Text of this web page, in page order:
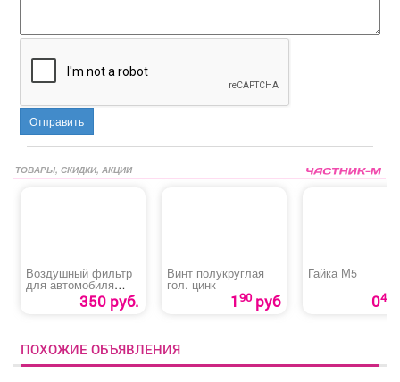
Отправить
ТОВАРЫ, СКИДКИ, АКЦИИ
Воздушный фильтр
для автомобиля
«Hyundai Grand350 руб.
Винт полукруглая
гол. цинк
190руб
Гайка М5
040
ПОХОЖИЕ ОБЪЯВЛЕНИЯ